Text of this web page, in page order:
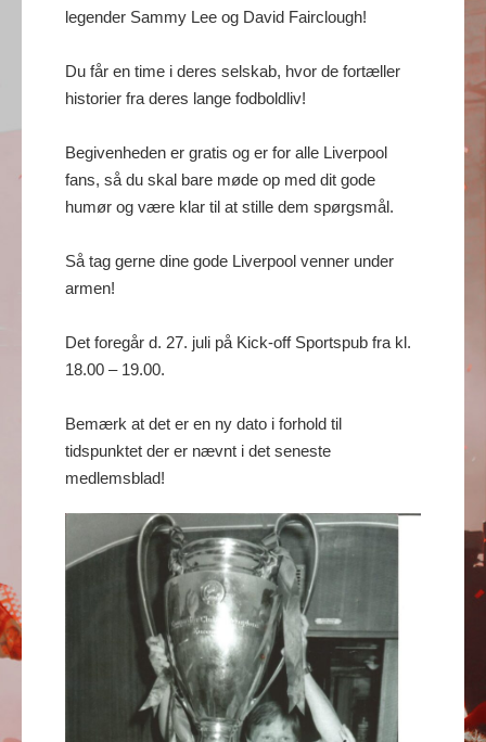
legender Sammy Lee og David Fairclough!
Du får en time i deres selskab, hvor de fortæller
historier fra deres lange fodboldliv!
Begivenheden er gratis og er for alle Liverpool
fans, så du skal bare møde op med dit gode
humør og være klar til at stille dem spørgsmål.
Så tag gerne dine gode Liverpool venner under
armen!
Det foregår d. 27. juli på Kick-off Sportspub fra kl.
18.00 – 19.00.
Bemærk at det er en ny dato i forhold til
tidspunktet der er nævnt i det seneste
medlemsblad!